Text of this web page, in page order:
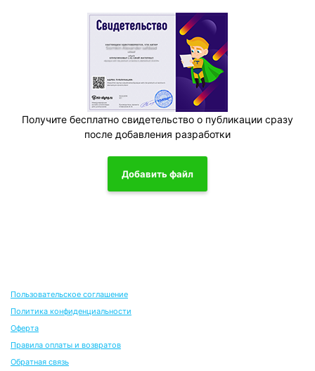
Получите бесплатно свидетельство о публикации сразу
после добавления разработки
Добавить файл
Пользовательское соглашение
Политика конфиденциальности
Оферта
Правила оплаты и возвратов
Обратная связь